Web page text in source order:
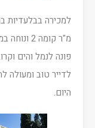
מ"ר קומה
פונה לנמל והים
לדייר טוב ומעולה
היום.